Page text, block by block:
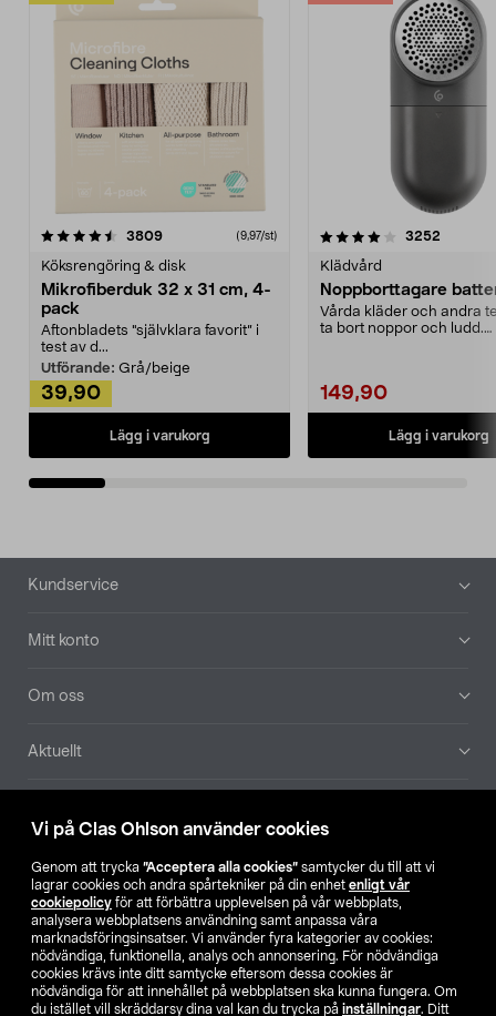
Vi på Clas Ohlson använder cookies
Genom att trycka ”Acceptera alla cookies” samtycker du till att vi
lagrar cookies och andra spårtekniker på din enhet enligt vår
cookiepolicy för att förbättra upplevelsen på vår webbplats,
analysera webbplatsens användning samt anpassa våra
marknadsföringsinsatser. Vi använder fyra kategorier av cookies:
nödvändiga, funktionella, analys och annonsering. För nödvändiga
cookies krävs inte ditt samtycke eftersom dessa cookies är
nödvändiga för att innehållet på webbplatsen ska kunna fungera. Om
du istället vill skräddarsy dina val kan du trycka på inställningar. Ditt
3809recensioner (9,97/st)
Köksrengöring & disk
Mikrofiberduk 32 x 31 cm, 4-
pack
Aftonbladets "självklara favorit” i
test av d...
Utförande: Grå/beige
39,90
Lägg i varukorg
4.0av 5 stjärnor 3252
Klädvård
Noppborttagare
Vårda kläder och andra
ta bort noppor och ludd.
149,90
Lägg i varukorg
4.5av 5 stjärnor
Sidfot
Kundservice
Mitt konto
Om oss
Aktuellt
Hitta butik
SE NO FI